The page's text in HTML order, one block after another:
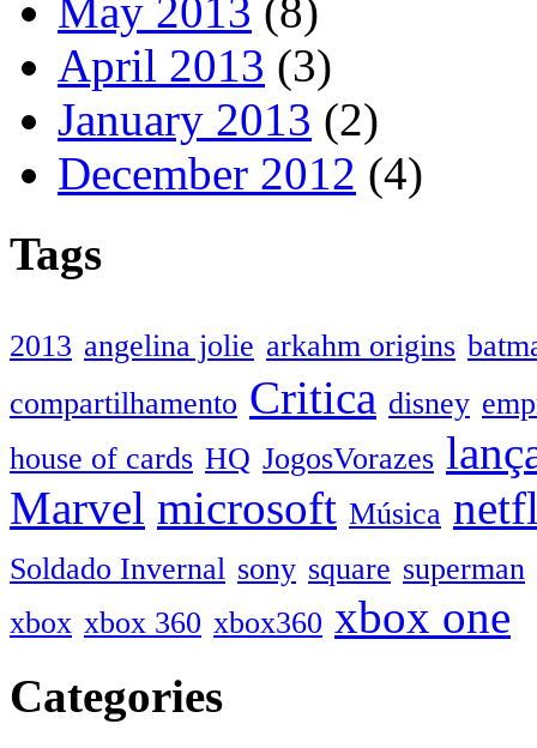
May 2013 (8)
April 2013 (3)
January 2013 (2)
December 2012 (4)
Tags
2013 angelina jolie arkahm origins
compartilhamento Critica disney
house of cards HQ JogosVorazes
Marvel microsoft Música
Soldado Invernal sony square superman
xbox xbox 360 xbox360 xbox one
Categories